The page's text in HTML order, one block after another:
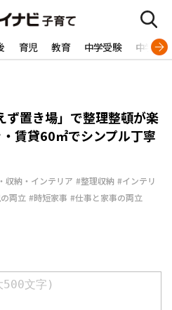
育児 教育 中学受験 中学生
ず置き場」で整理整頓が楽
賃貸60㎡でシンプル丁寧
収納・インテリア #整理収納 #インテリ
両立 #時短家事 #仕事と家事の両立